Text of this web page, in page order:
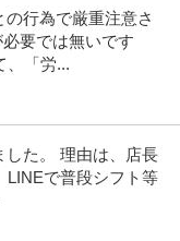
行為で厳重注意さ
要では無いです
、「労...
した。 理由は、店長
LINEで普段シフト等